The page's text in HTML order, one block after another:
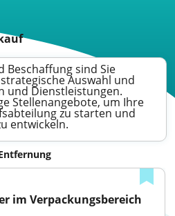
Beschaffung sind Sie
Auswahl und
und Dienstleistungen.
Stellenangebote, um Ihre
zu starten und
entwickeln.
im Verpackungsbereich